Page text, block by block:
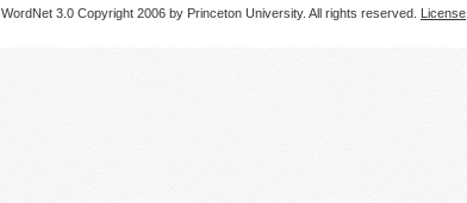
WordNet 3.0 Copyright 2006 by Princeton University. All rights reserved. License